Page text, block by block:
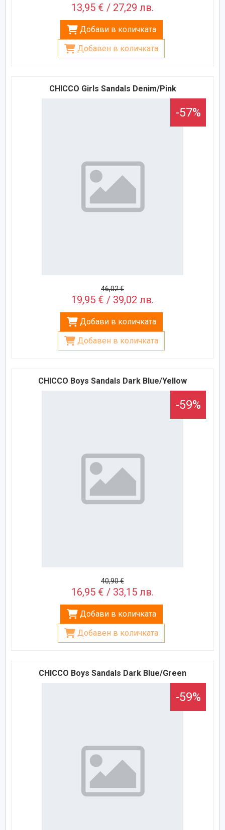
13,95 € / 27,29 лв.
Добави в количката
Добавен в количката
CHICCO Girls Sandals Denim/Pink
-57%
46,02 €
19,95 € / 39,02 лв.
Добави в количката
Добавен в количката
CHICCO Boys Sandals Dark Blue/Yellow
-59%
40,90 €
16,95 € / 33,15 лв.
Добави в количката
Добавен в количката
CHICCO Boys Sandals Dark Blue/Green
-59%